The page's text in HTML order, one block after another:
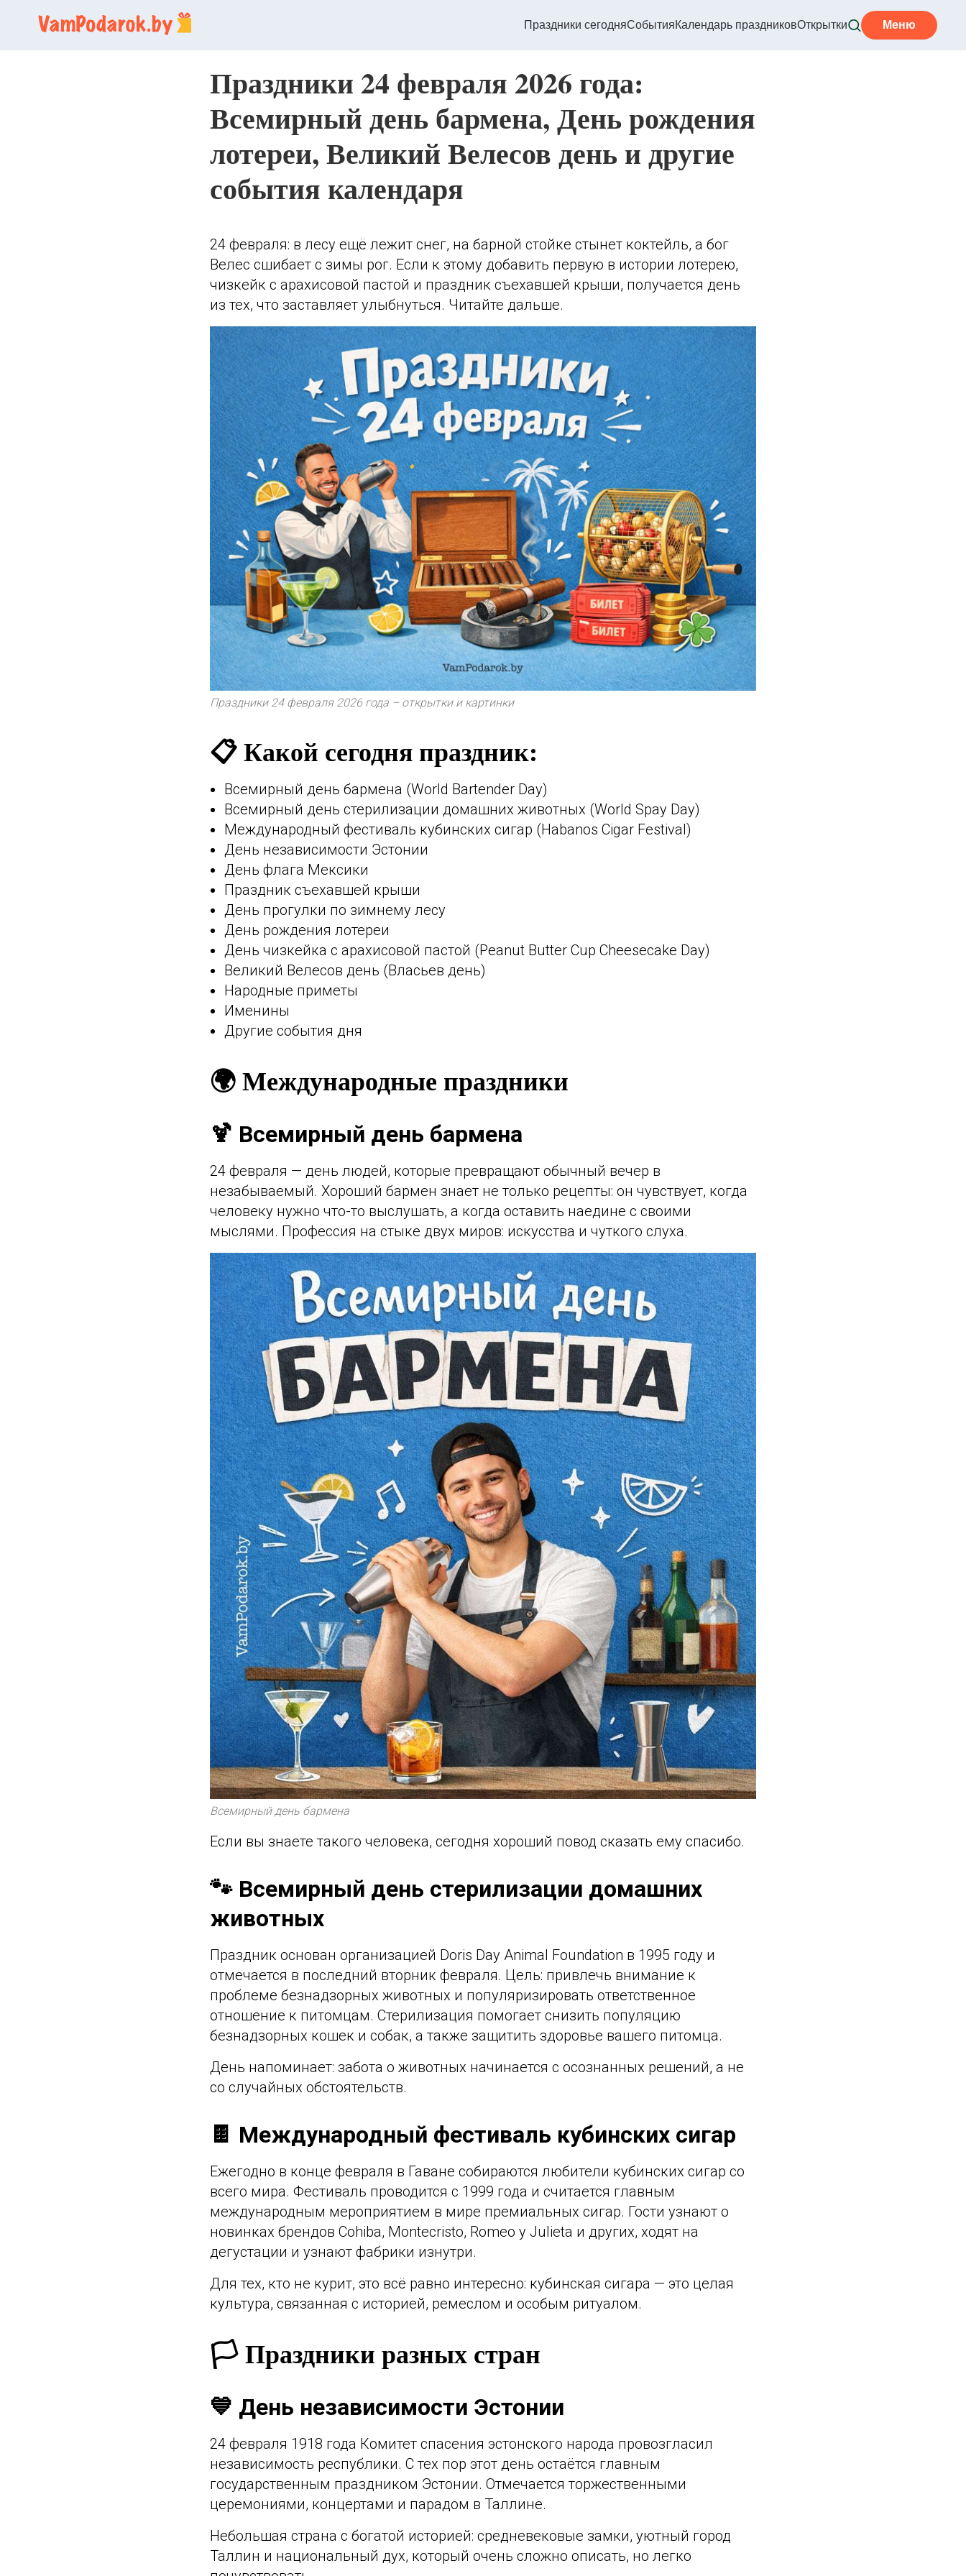
Праздники сегодняСобытияКалендарь праздниковОткрытки Меню
Праздники 24 февраля 2026 года:
Всемирный день бармена, День рождения
лотереи, Великий Велесов день и другие
события календаря
24 февраля: в лесу ещё лежит снег, на барной стойке стынет коктейль, а бог
Велес сшибает с зимы рог. Если к этому добавить первую в истории лотерею,
чизкейк с арахисовой пастой и праздник съехавшей крыши, получается день
из тех, что заставляет улыбнуться. Читайте дальше.
Праздники 24 февраля 2026 года – открытки и картинки
📋 Какой сегодня праздник:
Всемирный день бармена (World Bartender Day)
Всемирный день стерилизации домашних животных (World Spay Day)
Международный фестиваль кубинских сигар (Habanos Cigar Festival)
День независимости Эстонии
День флага Мексики
Праздник съехавшей крыши
День прогулки по зимнему лесу
День рождения лотереи
День чизкейка с арахисовой пастой (Peanut Butter Cup Cheesecake Day)
Великий Велесов день (Власьев день)
Народные приметы
Именины
Другие события дня
🌍 Международные праздники
🍹 Всемирный день бармена
24 февраля — день людей, которые превращают обычный вечер в
незабываемый. Хороший бармен знает не только рецепты: он чувствует, когда
человеку нужно что-то выслушать, а когда оставить наедине с своими
мыслями. Профессия на стыке двух миров: искусства и чуткого слуха.
Всемирный день бармена
Если вы знаете такого человека, сегодня хороший повод сказать ему спасибо.
🐾 Всемирный день стерилизации домашних
животных
Праздник основан организацией Doris Day Animal Foundation в 1995 году и
отмечается в последний вторник февраля. Цель: привлечь внимание к
проблеме безнадзорных животных и популяризировать ответственное
отношение к питомцам. Стерилизация помогает снизить популяцию
безнадзорных кошек и собак, а также защитить здоровье вашего питомца.
День напоминает: забота о животных начинается с осознанных решений, а не
со случайных обстоятельств.
🍫 Международный фестиваль кубинских сигар
Ежегодно в конце февраля в Гаване собираются любители кубинских сигар со
всего мира. Фестиваль проводится с 1999 года и считается главным
международным мероприятием в мире премиальных сигар. Гости узнают о
новинках брендов Cohiba, Montecristo, Romeo y Julieta и других, ходят на
дегустации и узнают фабрики изнутри.
Для тех, кто не курит, это всё равно интересно: кубинская сигара — это целая
культура, связанная с историей, ремеслом и особым ритуалом.
🏳️ Праздники разных стран
💙 День независимости Эстонии
24 февраля 1918 года Комитет спасения эстонского народа провозгласил
независимость республики. С тех пор этот день остаётся главным
государственным праздником Эстонии. Отмечается торжественными
церемониями, концертами и парадом в Таллине.
Небольшая страна с богатой историей: средневековые замки, уютный город
Таллин и национальный дух, который очень сложно описать, но легко